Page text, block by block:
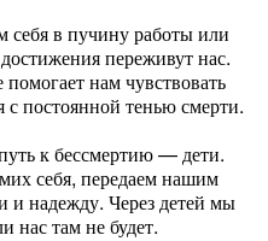
в пучину работы или
переживут нас.
нам чувствовать
с постоянной тенью смерти.
к бессмертию — дети.
себя, передаем нашим
и надежду. Через детей мы
нас там не будет.